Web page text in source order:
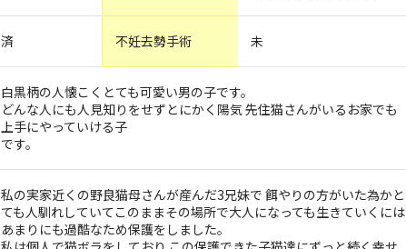
済 不妊去勢手術 未
白黒柄の人懐こくとても可愛い男の子です。
どんな人にも人見知りをせずとにかく陽気 先住猫さんがいるお家でも
上手にやっていける子
です。
私の実家近くの野良猫母さんが産んだ3兄妹で 餌やりの方がいた為かと
ても人馴れしていてこのままその場所で大人になっても生きていくには
あまりにも過酷なため保護をしました。